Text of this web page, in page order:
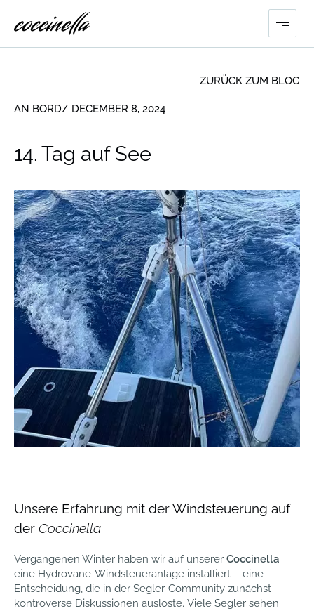
AN BORD/ DECEMBER 8, 2024
ZURÜCK ZUM BLOG
14. Tag auf See
Unsere Erfahrung mit der Windsteuerung auf
der Coccinella
Vergangenen Winter haben wir auf unserer Coccinella
eine Hydrovane-Windsteueranlage installiert – eine
Entscheidung, die in der Segler-Community zunächst
kontroverse Diskussionen auslöste. Viele Segler sehen